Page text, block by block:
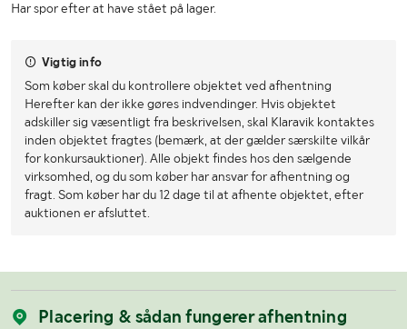
Har spor efter at have stået på lager.
Vigtig info
Som køber skal du kontrollere objektet ved afhentning
Herefter kan der ikke gøres indvendinger. Hvis objektet
adskiller sig væsentligt fra beskrivelsen, skal Klaravik kontaktes
inden objektet fragtes (bemærk, at der gælder særskilte vilkår
for konkursauktioner). Alle objekt findes hos den sælgende
virksomhed, og du som køber har ansvar for afhentning og
fragt. Som køber har du 12 dage til at afhente objektet, efter
auktionen er afsluttet.
Placering & sådan fungerer afhentning